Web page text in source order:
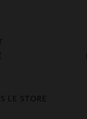
LE STORE